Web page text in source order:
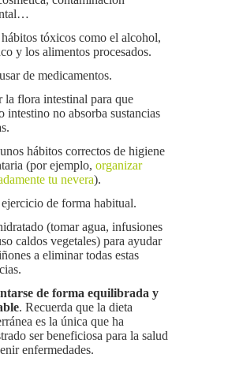
tóxicos como el alcohol,
y los alimentos procesados.
de medicamentos.
la flora intestinal para que
intestino no absorba sustancias
hábitos correctos de higiene
(por ejemplo, organizar
tu nevera).
de forma habitual.
(tomar agua, infusiones
caldos vegetales) para ayudar
a eliminar todas estas
de forma equilibrada y
. Recuerda que la dieta
es la única que ha
ser beneficiosa para la salud
enfermedades.